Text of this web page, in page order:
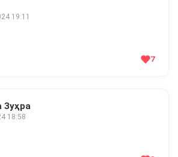
19:11
7
Зуҳра
18:58